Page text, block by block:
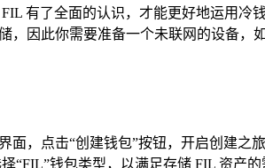
有了全面的认识，才能更好地运用冷
，因此你需要准备一个未联网的设备，
面，点击“创建钱包”按钮，开启创建之旅
“FIL”钱包类型，以满足存储 FIL 资产的